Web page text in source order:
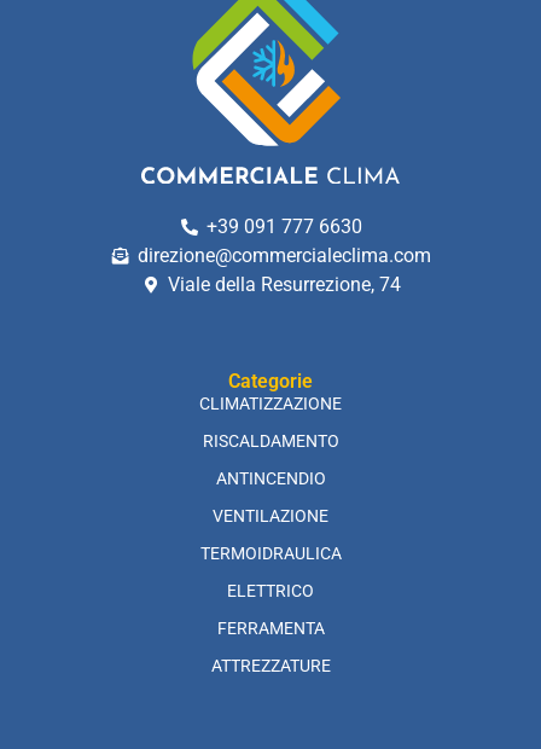
+39 091 777 6630
direzione@commercialeclima.com
Viale della Resurrezione, 74
Categorie
CLIMATIZZAZIONE
RISCALDAMENTO
ANTINCENDIO
VENTILAZIONE
TERMOIDRAULICA
ELETTRICO
FERRAMENTA
ATTREZZATURE